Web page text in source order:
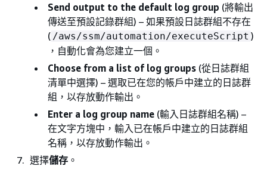
Send output to the default log group (將輸出
傳送至預設記錄群組) – 如果預設日誌群組不存在
( /aws/ssm/automation/executeScript )
，自動化會為您建立一個。
Choose from a list of log groups (從日誌群組
清單中選擇) – 選取已在您的帳戶中建立的日誌群
組，以存放動作輸出。
Enter a log group name (輸入日誌群組名稱) –
在文字方塊中，輸入已在帳戶中建立的日誌群組
名稱，以存放動作輸出。
選擇儲存 。